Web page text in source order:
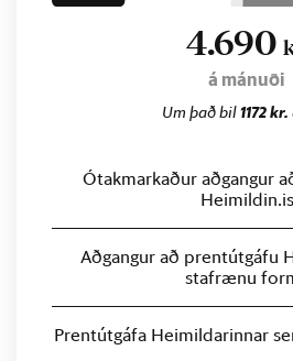
4.690
á mánuði
Um það bil1172 kr.
Ótakmarkaður aðgangur
Heimildin.is
Aðgangur að prentútgáfu
stafrænu
Prentútgáfa Heimildarinnar